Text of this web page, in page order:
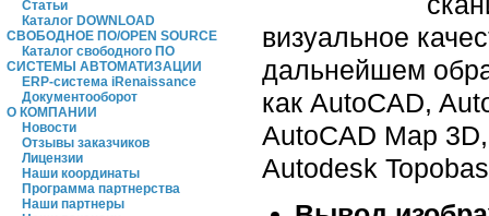
Статьи
Каталог DOWNLOAD
СВОБОДНОЕ ПО/OPEN SOURCE
Каталог свободного ПО
СИСТЕМЫ АВТОМАТИЗАЦИИ
ERP-система iRenaissance
Документооборот
О КОМПАНИИ
Новости
Отзывы заказчиков
Лицензии
Наши координаты
Программа партнерства
Наши партнеры
визуальное
дальнейшем
как AutoCAD,
AutoCAD Map
Autodesk